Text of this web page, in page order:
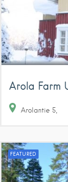
Arola Farm
Arolantie 5
FEATURED